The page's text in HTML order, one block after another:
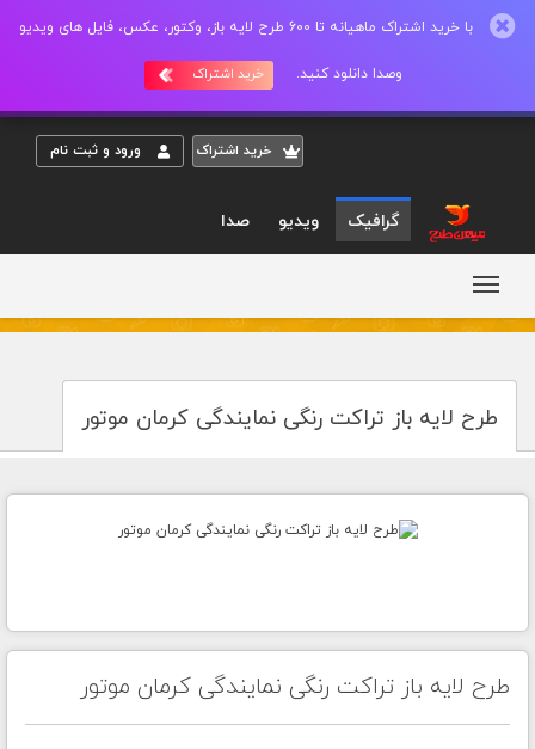
با خرید اشتراک ماهیانه تا 600 طرح لایه باز، وکتور، عکس، فایل های ویدیو
وصدا دانلود کنید. خرید اشتراک
خريد اشتراک ورود و ثبت نام
گرافیک ویدیو صدا
طرح لایه باز تراکت رنگی نمایندگی کرمان موتور
طرح لایه باز تراکت رنگی نمایندگی کرمان موتور